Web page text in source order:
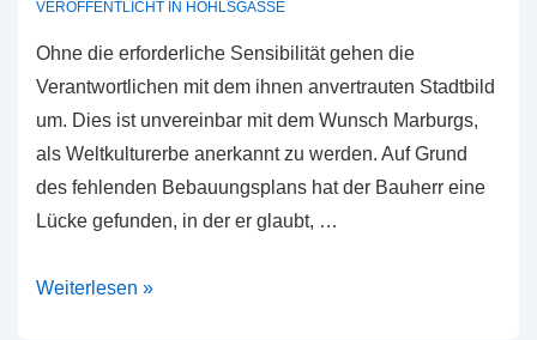
mit
dem
Gebot
der
Rücksichtnahme?
VERÖFFENTLICHT IN HÖHLSGASSE
Ohne die erforderliche Sensibilität gehen die
Verantwortlichen mit dem ihnen anvertrauten Stadtbild
um. Dies ist unvereinbar mit dem Wunsch Marburgs,
als Weltkulturerbe anerkannt zu werden. Auf Grund
des fehlenden Bebauungsplans hat der Bauherr eine
Lücke gefunden, in der er glaubt, …
Kann
Weiterlesen »